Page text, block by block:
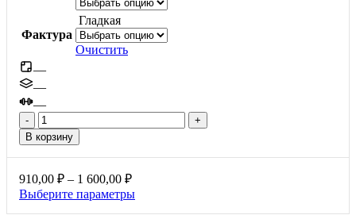
Фактура
Гладкая
Очистить
—
—
—
Количество
товара
Квадрат
большой,
60мм
В корзину
910,00 ₽ – 1 600,00 ₽Диапазон
цен:
Выберите параметрыЭтот